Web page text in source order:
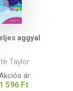
aggyal
Taylor
ár:
1 596 Ft